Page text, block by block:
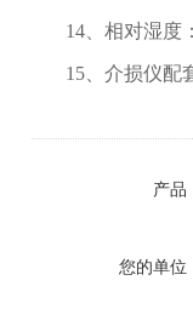
14、相对湿度
15、介损仪配
产品
您的单位